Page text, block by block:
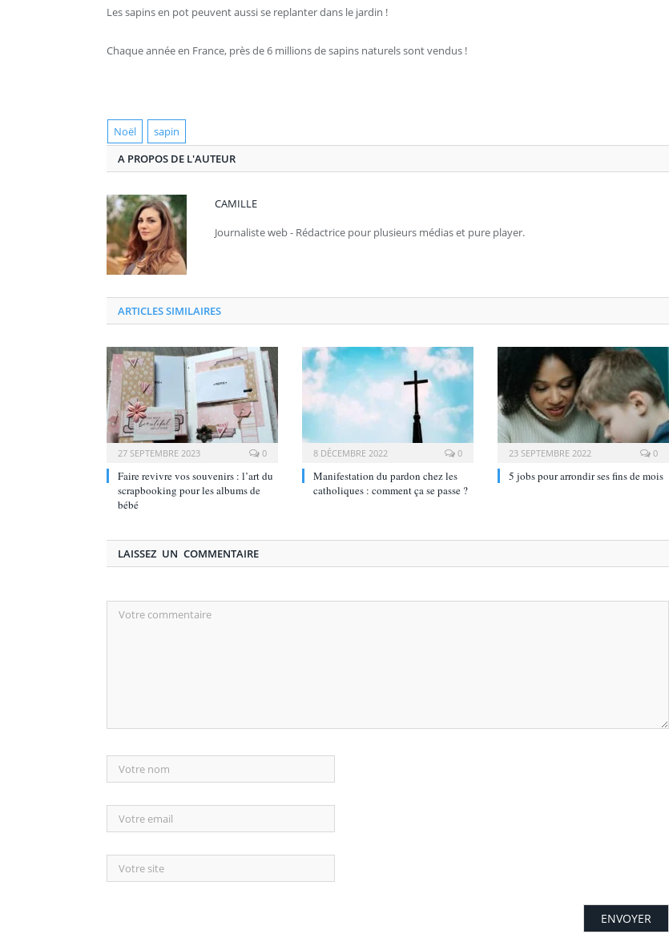
Les sapins en pot peuvent aussi se replanter dans le jardin !
Chaque année en France, près de 6 millions de sapins naturels sont vendus !
Noël
sapin
A PROPOS DE L'AUTEUR
CAMILLE
Journaliste web - Rédactrice pour plusieurs médias et pure player.
ARTICLES SIMILAIRES
27 SEPTEMBRE 2023 0
Faire revivre vos souvenirs : l’art du
scrapbooking pour les albums de
bébé
8 DÉCEMBRE 2022 0
Manifestation du pardon chez les
catholiques : comment ça se passe ?
23 SEPTEMBRE 2022 0
5 jobs pour arrondir ses fins de mois
LAISSEZ UN COMMENTAIRE